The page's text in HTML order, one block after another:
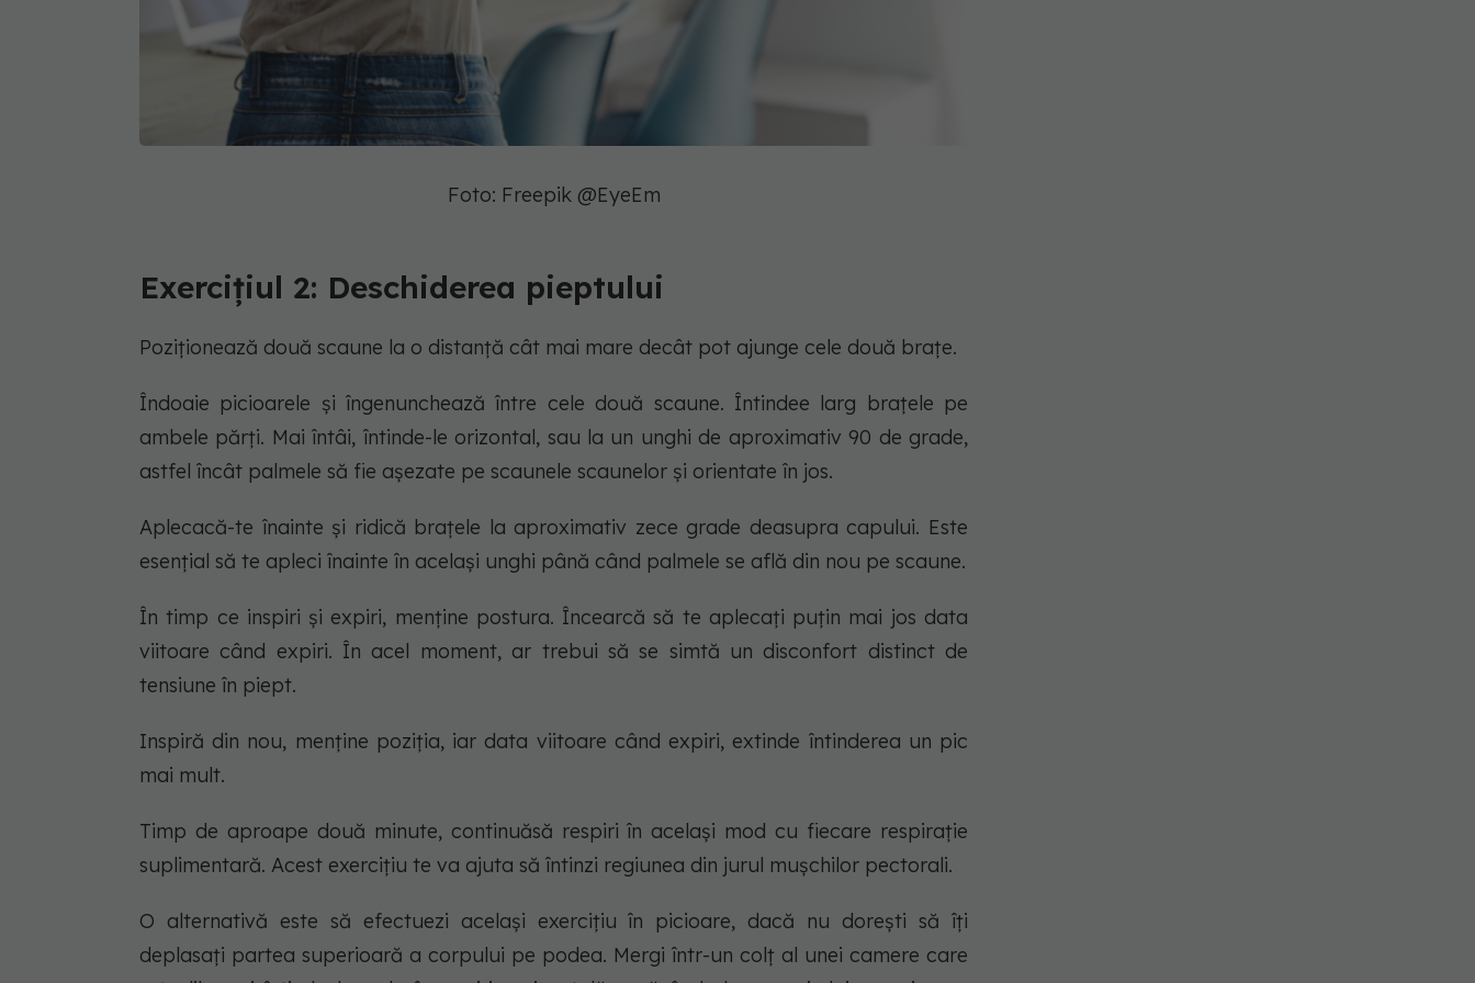
Foto: Freepik @EyeEm
Exercițiul 2: Deschiderea pieptului
Poziționează două scaune la o distanță cât mai mare decât pot ajunge cele două brațe.
Îndoaie picioarele și îngenunchează între cele două scaune. Întindee larg brațele pe
ambele părți. Mai întâi, întinde-le orizontal, sau la un unghi de aproximativ 90 de grade,
astfel încât palmele să fie așezate pe scaunele scaunelor și orientate în jos.
Aplecacă-te înainte și ridică brațele la aproximativ zece grade deasupra capului. Este
esențial să te apleci înainte în același unghi până când palmele se află din nou pe scaune.
În timp ce inspiri și expiri, menține postura. Încearcă să te aplecați puțin mai jos data
viitoare când expiri. În acel moment, ar trebui să se simtă un disconfort distinct de
tensiune în piept.
Inspiră din nou, menține poziția, iar data viitoare când expiri, extinde întinderea un pic
mai mult.
Timp de aproape două minute, continuăsă respiri în același mod cu fiecare respirație
suplimentară. Acest exercițiu te va ajuta să întinzi regiunea din jurul mușchilor pectorali.
O alternativă este să efectuezi același exercițiu în picioare, dacă nu dorești să îți
deplasați partea superioară a corpului pe podea. Mergi într-un colț al unei camere care